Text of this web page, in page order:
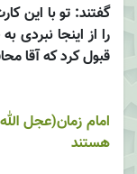
گفتند: تو با این
را از اینجا
قبول کرد که آقا
امام زمان(عجل
هستند